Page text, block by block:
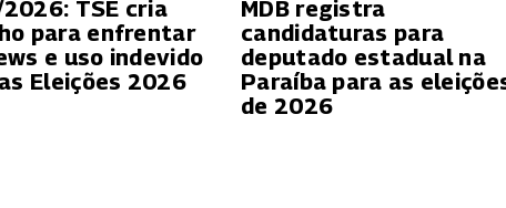
TSE cria
para enfrentar
e uso indevido
Eleições 2026
MDB registra
candidaturas para
deputado estadual na
Paraíba para as
de 2026